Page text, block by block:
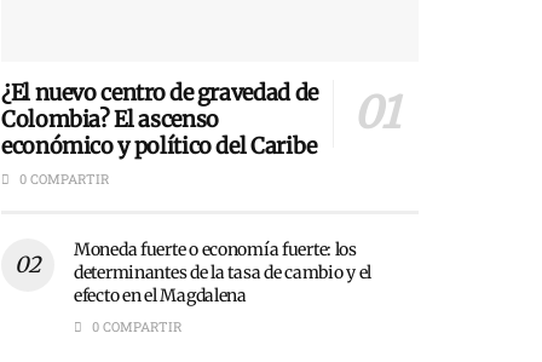
¿El nuevo centro de gravedad de
Colombia? El ascenso
económico y político del Caribe
0 COMPARTIR
Moneda fuerte o economía fuerte: los
determinantes de la tasa de cambio y el
efecto en el Magdalena
0 COMPARTIR